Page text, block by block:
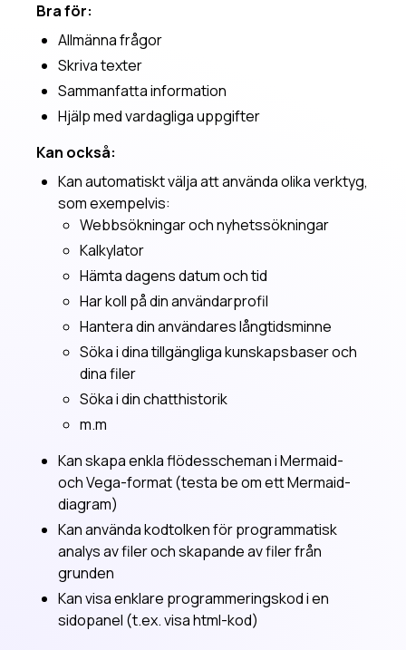
Spara Saia som app
AI-kunskap
Använd ditt omdöme
När AI svarar konstigt
Tokens, vektorisering och RAG
Så skriver du en effektiv systemprompt
Tips och tricks
Spara Saia som app
När AI svarar konstigt
Interaktiva användarfrågor
Administration
Administrationsinställningar
Behörighetsgrupperna
Hantera användare som Instans-administratör
Styr tillgänglighet av AI-modeller
Videoguider
Kom igång med Saia
Spara AI-svar som Word- eller Excel-dokument
Dataskydd och integritet
Kommande
Bra för:
Allmänna frågor
Skriva texter
Sammanfatta information
Hjälp med vardagliga uppgifter
Kan också:
Kan automatiskt välja att använda olika verktyg,
som exempelvis:
Webbsökningar och nyhetssökningar
Kalkylator
Hämta dagens datum och tid
Har koll på din användarprofil
Hantera din användares långtidsminne
Söka i dina tillgängliga kunskapsbaser och
dina filer
Söka i din chatthistorik
m.m
Kan skapa enkla flödesscheman i Mermaid-
och Vega-format (testa be om ett Mermaid-
diagram)
Kan använda kodtolken för programmatisk
analys av filer och skapande av filer från
grunden
Kan visa enklare programmeringskod i en
sidopanel (t.ex. visa html-kod)